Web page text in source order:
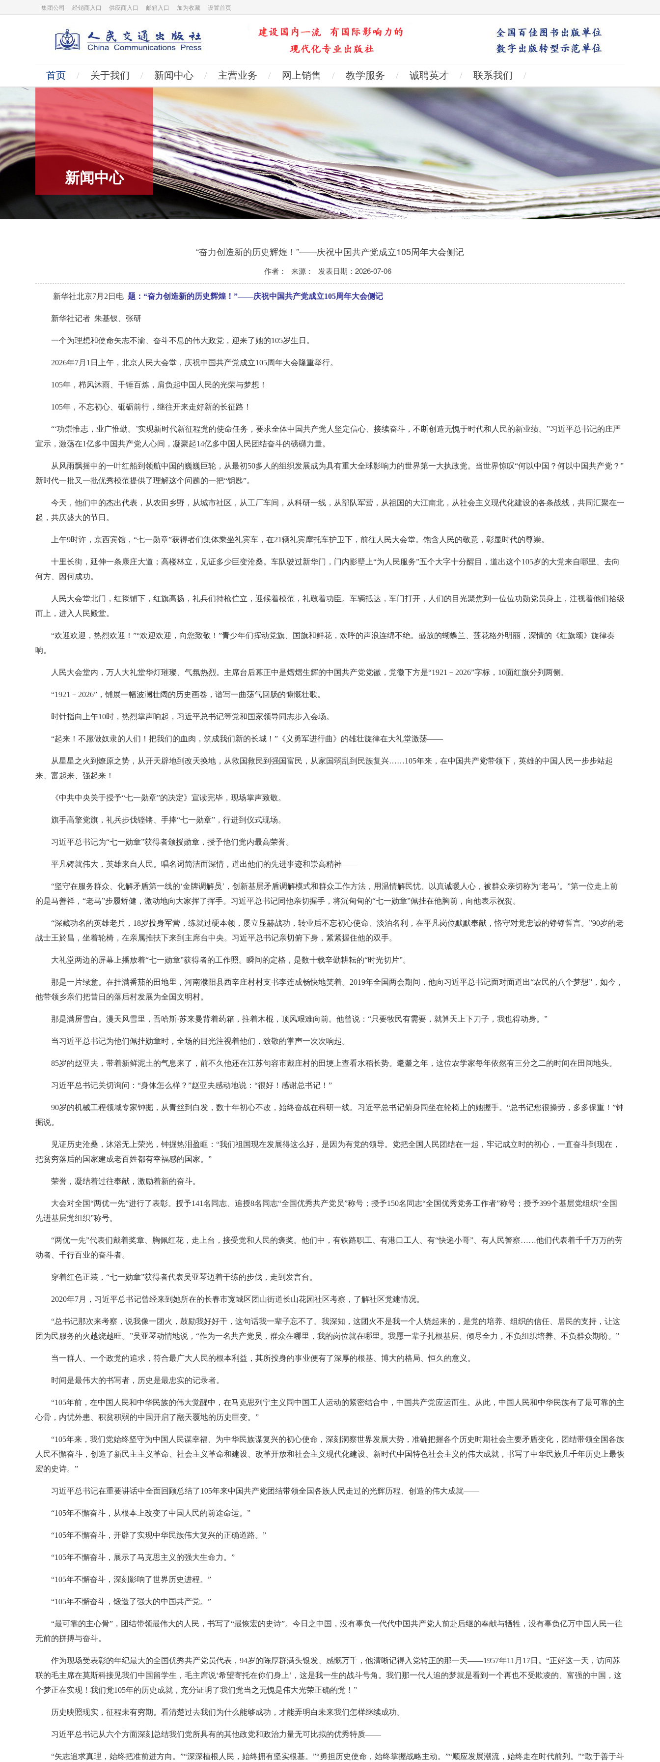
集团公司 经销商入口 供应商入口 邮箱入口 加为收藏 设置首页
首页 / 关于我们 / 新闻中心 / 主营业务 / 网上销售 / 教学服务 / 诚聘英才 / 联系我们 /
新闻中心
“奋力创造新的历史辉煌！”——庆祝中国共产党成立105周年大会侧记
作者： 来源： 发表日期： 2026-07-06
新华社北京7月2日电 题：“奋力创造新的历史辉煌！”——庆祝中国共产党成立105周年大会侧记
新华社记者 朱基钗、张研
一个为理想和使命矢志不渝、奋斗不息的伟大政党，迎来了她的105岁生日。
2026年7月1日上午，北京人民大会堂，庆祝中国共产党成立105周年大会隆重举行。
105年，栉风沐雨、千锤百炼，肩负起中国人民的光荣与梦想！
105年，不忘初心、砥砺前行，继往开来走好新的长征路！
“‘功崇惟志，业广惟勤。’实现新时代新征程党的使命任务，要求全体中国共产党人坚定信心、接续奋斗，不断创造无愧于时代和人民的新业绩。”习近平总书记的庄严
宣示，激荡在1亿多中国共产党人心间，凝聚起14亿多中国人民团结奋斗的磅礴力量。
从风雨飘摇中的一叶红船到领航中国的巍巍巨轮，从最初50多人的组织发展成为具有重大全球影响力的世界第一大执政党。当世界惊叹“何以中国？何以中国共产党？”
新时代一批又一批优秀模范提供了理解这个问题的一把“钥匙”。
今天，他们中的杰出代表，从农田乡野，从城市社区，从工厂车间，从科研一线，从部队军营，从祖国的大江南北，从社会主义现代化建设的各条战线，共同汇聚在一
起，共庆盛大的节日。
上午9时许，京西宾馆，“七一勋章”获得者们集体乘坐礼宾车，在21辆礼宾摩托车护卫下，前往人民大会堂。饱含人民的敬意，彰显时代的尊崇。
十里长街，延伸一条康庄大道；高楼林立，见证多少巨变沧桑。车队驶过新华门，门内影壁上“为人民服务”五个大字十分醒目，道出这个105岁的大党来自哪里、去向
何方、因何成功。
人民大会堂北门，红毯铺下，红旗高扬，礼兵们持枪伫立，迎候着模范，礼敬着功臣。车辆抵达，车门打开，人们的目光聚焦到一位位功勋党员身上，注视着他们拾级
而上，进入人民殿堂。
“欢迎欢迎，热烈欢迎！”“欢迎欢迎，向您致敬！”青少年们挥动党旗、国旗和鲜花，欢呼的声浪连绵不绝。盛放的蝴蝶兰、莲花格外明丽，深情的《红旗颂》旋律奏
响。
人民大会堂内，万人大礼堂华灯璀璨、气氛热烈。主席台后幕正中是熠熠生辉的中国共产党党徽，党徽下方是“1921－2026”字标，10面红旗分列两侧。
“1921－2026”，铺展一幅波澜壮阔的历史画卷，谱写一曲荡气回肠的慷慨壮歌。
时针指向上午10时，热烈掌声响起，习近平总书记等党和国家领导同志步入会场。
“起来！不愿做奴隶的人们！把我们的血肉，筑成我们新的长城！”《义勇军进行曲》的雄壮旋律在大礼堂激荡——
从星星之火到燎原之势，从开天辟地到改天换地，从救国救民到强国富民，从家国弱乱到民族复兴……105年来，在中国共产党带领下，英雄的中国人民一步步站起
来、富起来、强起来！
《中共中央关于授予“七一勋章”的决定》宣读完毕，现场掌声致敬。
旗手高擎党旗，礼兵步伐铿锵、手捧“七一勋章”，行进到仪式现场。
习近平总书记为“七一勋章”获得者颁授勋章，授予他们党内最高荣誉。
平凡铸就伟大，英雄来自人民。唱名词简洁而深情，道出他们的先进事迹和崇高精神——
“坚守在服务群众、化解矛盾第一线的‘金牌调解员’，创新基层矛盾调解模式和群众工作方法，用温情解民忧、以真诚暖人心，被群众亲切称为‘老马’。”第一位走上前
的是马善祥，“老马”步履矫健，激动地向大家挥了挥手。习近平总书记同他亲切握手，将沉甸甸的“七一勋章”佩挂在他胸前，向他表示祝贺。
“深藏功名的英雄老兵，18岁投身军营，练就过硬本领，屡立显赫战功，转业后不忘初心使命、淡泊名利，在平凡岗位默默奉献，恪守对党忠诚的铮铮誓言。”90岁的老
战士王於昌，坐着轮椅，在亲属推扶下来到主席台中央。习近平总书记亲切俯下身，紧紧握住他的双手。
大礼堂两边的屏幕上播放着“七一勋章”获得者的工作照。瞬间的定格，是数十载辛勤耕耘的“时光切片”。
那是一片绿意。在挂满番茄的田地里，河南濮阳县西辛庄村村支书李连成畅快地笑着。2019年全国两会期间，他向习近平总书记面对面道出“农民的八个梦想”，如今，
他带领乡亲们把昔日的落后村发展为全国文明村。
那是满屏雪白。漫天风雪里，吾哈斯·苏来曼背着药箱，拄着木棍，顶风艰难向前。他曾说：“只要牧民有需要，就算天上下刀子，我也得动身。”
当习近平总书记为他们佩挂勋章时，全场的目光注视着他们，致敬的掌声一次次响起。
85岁的赵亚夫，带着新鲜泥土的气息来了，前不久他还在江苏句容市戴庄村的田埂上查看水稻长势。耄耋之年，这位农学家每年依然有三分之二的时间在田间地头。
习近平总书记关切询问：“身体怎么样？”赵亚夫感动地说：“很好！感谢总书记！”
90岁的机械工程领域专家钟掘，从青丝到白发，数十年初心不改，始终奋战在科研一线。习近平总书记俯身同坐在轮椅上的她握手。“总书记您很操劳，多多保重！”钟
掘说。
见证历史沧桑，沐浴无上荣光，钟掘热泪盈眶：“我们祖国现在发展得这么好，是因为有党的领导。党把全国人民团结在一起，牢记成立时的初心，一直奋斗到现在，
把贫穷落后的国家建成老百姓都有幸福感的国家。”
荣誉，凝结着过往奉献，激励着新的奋斗。
大会对全国“两优一先”进行了表彰。授予141名同志、追授8名同志“全国优秀共产党员”称号；授予150名同志“全国优秀党务工作者”称号；授予399个基层党组织“全国
先进基层党组织”称号。
“两优一先”代表们戴着奖章、胸佩红花，走上台，接受党和人民的褒奖。他们中，有铁路职工、有港口工人、有“快递小哥”、有人民警察……他们代表着千千万万的劳
动者、千行百业的奋斗者。
穿着红色正装，“七一勋章”获得者代表吴亚琴迈着干练的步伐，走到发言台。
2020年7月，习近平总书记曾经来到她所在的长春市宽城区团山街道长山花园社区考察，了解社区党建情况。
“总书记那次来考察，说我像一团火，鼓励我好好干，这句话我一辈子忘不了。我深知，这团火不是我一个人烧起来的，是党的培养、组织的信任、居民的支持，让这
团为民服务的火越烧越旺。”吴亚琴动情地说，“作为一名共产党员，群众在哪里，我的岗位就在哪里。我愿一辈子扎根基层、倾尽全力，不负组织培养、不负群众期盼。”
当一群人、一个政党的追求，符合最广大人民的根本利益，其所投身的事业便有了深厚的根基、博大的格局、恒久的意义。
时间是最伟大的书写者，历史是最忠实的记录者。
“105年前，在中国人民和中华民族的伟大觉醒中，在马克思列宁主义同中国工人运动的紧密结合中，中国共产党应运而生。从此，中国人民和中华民族有了最可靠的主
心骨，内忧外患、积贫积弱的中国开启了翻天覆地的历史巨变。”
“105年来，我们党始终坚守为中国人民谋幸福、为中华民族谋复兴的初心使命，深刻洞察世界发展大势，准确把握各个历史时期社会主要矛盾变化，团结带领全国各族
人民不懈奋斗，创造了新民主主义革命、社会主义革命和建设、改革开放和社会主义现代化建设、新时代中国特色社会主义的伟大成就，书写了中华民族几千年历史上最恢
宏的史诗。”
习近平总书记在重要讲话中全面回顾总结了105年来中国共产党团结带领全国各族人民走过的光辉历程、创造的伟大成就——
“105年不懈奋斗，从根本上改变了中国人民的前途命运。”
“105年不懈奋斗，开辟了实现中华民族伟大复兴的正确道路。”
“105年不懈奋斗，展示了马克思主义的强大生命力。”
“105年不懈奋斗，深刻影响了世界历史进程。”
“105年不懈奋斗，锻造了强大的中国共产党。”
“最可靠的主心骨”，团结带领最伟大的人民，书写了“最恢宏的史诗”。今日之中国，没有辜负一代代中国共产党人前赴后继的奉献与牺牲，没有辜负亿万中国人民一往
无前的拼搏与奋斗。
作为现场受表彰的年纪最大的全国优秀共产党员代表，94岁的陈厚群满头银发、感慨万千，他清晰记得入党转正的那一天——1957年11月17日。“正好这一天，访问苏
联的毛主席在莫斯科接见我们中国留学生，毛主席说‘希望寄托在你们身上’，这是我一生的战斗号角。我们那一代人追的梦就是看到一个再也不受欺凌的、富强的中国，这
个梦正在实现！我们党105年的历史成就，充分证明了我们党当之无愧是伟大光荣正确的党！”
历史映照现实，征程未有穷期。看清楚过去我们为什么能够成功，才能弄明白未来我们怎样继续成功。
习近平总书记从六个方面深刻总结我们党所具有的其他政党和政治力量无可比拟的优秀特质——
“矢志追求真理，始终把准前进方向。”“深深植根人民，始终拥有坚实根基。”“勇担历史使命，始终掌握战略主动。”“顺应发展潮流，始终走在时代前列。”“敢于善于斗